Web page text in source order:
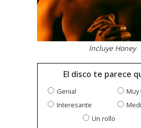
Incluye Honey
El disco te parece
Genial
Muy
Interesante
Un rollo